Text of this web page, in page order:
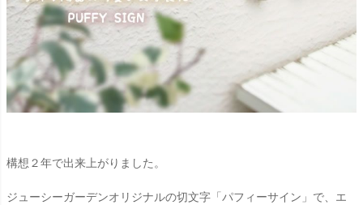
構想２年で出来上がりました。
ジューシーガーデンオリジナルの切文字「パフィーサイン」で、エ